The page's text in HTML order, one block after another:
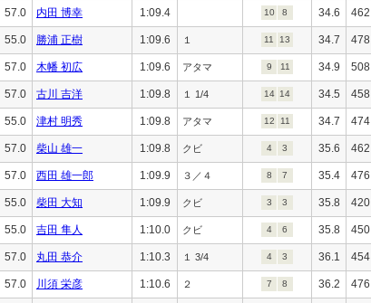
57.0 内田 博幸 1:09.4 10 8 34.6 462
55.0 勝浦 正樹 1:09.6 １ 11 13 34.7 478
57.0 木幡 初広 1:09.6 アタマ 9 11 34.9 508
57.0 古川 吉洋 1:09.8 １ 1/4 14 14 34.5 458
55.0 津村 明秀 1:09.8 アタマ 12 11 34.7 474
57.0 柴山 雄一 1:09.8 クビ 4 3 35.6 462
57.0 西田 雄一郎 1:09.9 ３／４ 8 7 35.4 476
55.0 柴田 大知 1:09.9 クビ 3 3 35.8 420
55.0 吉田 隼人 1:10.0 クビ 4 6 35.8 450
57.0 丸田 恭介 1:10.3 １ 3/4 4 3 36.1 454
57.0 川須 栄彦 1:10.6 ２ 7 8 36.2 476